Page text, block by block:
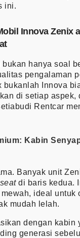
ini.
Innova Zenix
hanya soal
pengalaman
bukanlah Innova
di setiap aspek,
Rentcar
Kabin
Banyak unit
di baris kedua.
ideal untuk
mudah lelah.
dengan kabin
generasi